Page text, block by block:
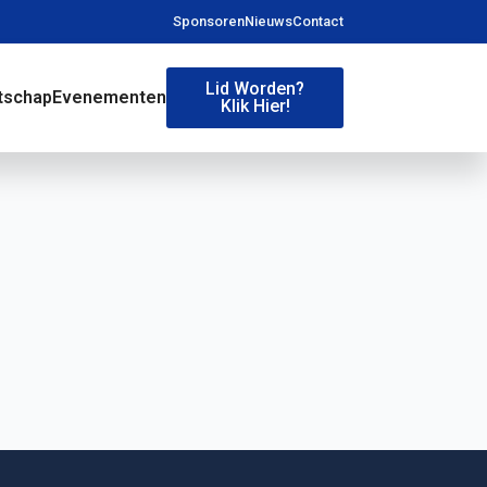
SponsorenNieuwsContact
Evenementen
Lid Worden?
Klik Hier!